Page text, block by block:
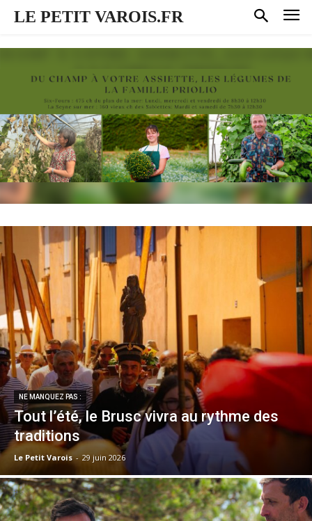
LE PETIT VAROIS.FR
NE MANQUEZ PAS :
Tout l’été, le Brusc vivra au rythme des
traditions
Le Petit Varois - 29 juin 2026